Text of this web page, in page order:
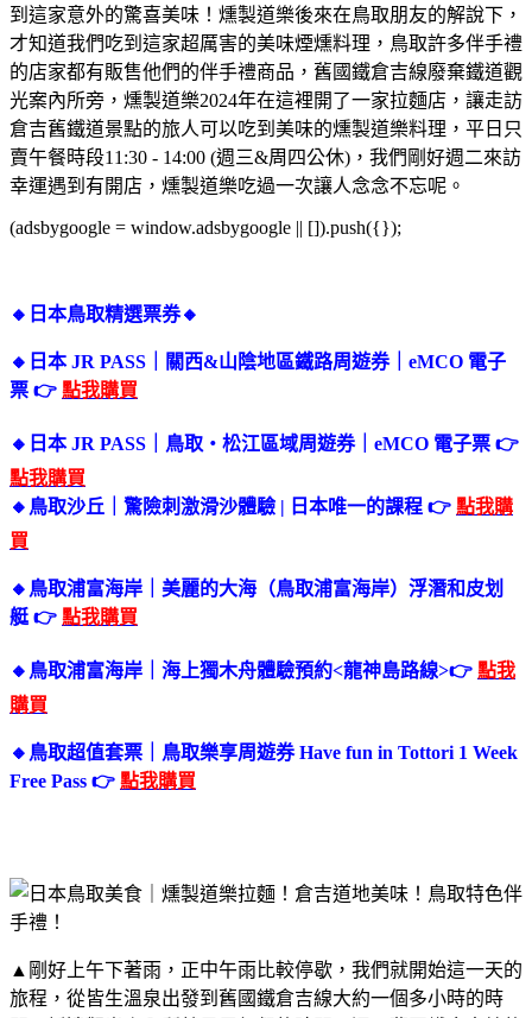
到這家意外的驚喜美味！燻製道樂後來在鳥取朋友的解說下，
才知道我們吃到這家超厲害的美味煙燻料理，鳥取許多伴手禮
的店家都有販售他們的伴手禮商品，舊國鐵倉吉線廢棄鐵道觀
光案內所旁，燻製道樂2024年在這裡開了一家拉麵店，讓走訪
倉吉舊鐵道景點的旅人可以吃到美味的燻製道樂料理，平日只
賣午餐時段11:30 - 14:00 (週三&周四公休)，我們剛好週二來訪
幸運遇到有開店，燻製道樂吃過一次讓人念念不忘呢。
(adsbygoogle = window.adsbygoogle || []).push({});
🔸日本鳥取精選票券🔸
🔸日本 JR PASS｜關西&山陰地區鐵路周遊券｜eMCO 電子
票 👉 點我購買
🔸日本 JR PASS｜鳥取・松江區域周遊券｜eMCO 電子票 👉
點我購買
🔸鳥取沙丘｜驚險刺激滑沙體驗 | 日本唯一的課程 👉 點我購
買
🔸鳥取浦富海岸｜美麗的大海（鳥取浦富海岸）浮潛和皮划
艇 👉 點我購買
🔸鳥取浦富海岸｜海上獨木舟體驗預約<龍神島路線>👉 點我
購買
🔸鳥取超值套票｜鳥取樂享周遊券 Have fun in Tottori 1 Week
Free Pass 👉 點我購買
▲剛好上午下著雨，正中午雨比較停歇，我們就開始這一天的
旅程，從皆生溫泉出發到舊國鐵倉吉線大約一個多小時的時